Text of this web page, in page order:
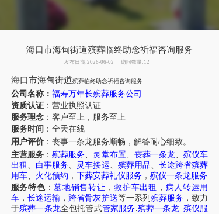
海口市海甸街道殡葬临终助念祈福咨询服务
发布日期:2026-06-02 访问数量:12
海口市海甸街道殡葬临终助念祈福咨询服务
公司名称： 福寿万年长殡葬服务公司
资质认证：营业执照认证
服务理念：客户至上，服务至上
服务时间 ：全天在线
用户评价：丧事一条龙服务顺畅，解答耐心细致。
主营服务 ：殡葬服务、 灵堂布置、 丧葬一条龙、殡仪车
出租 、 白事服务、 灵车接运、 殡葬用品、 长途跨省殡葬
用车、 火化预约 ， 下葬安葬礼仪服务 ， 殡仪一条龙服务
服务特色：墓地销售转让 ，救护车出租 ， 病人转运用
车， 长途运输 ，跨省骨灰护送等一系列 殡葬服务 ，致力
于殡葬一条龙全包托管式管家服务 .殡葬一条龙_ 殡仪服